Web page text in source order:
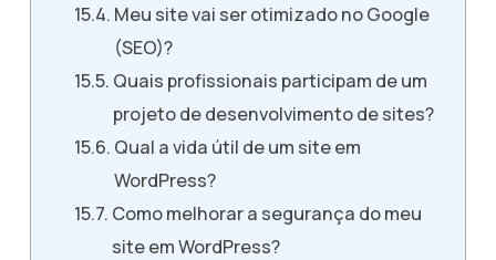
Meu site vai ser otimizado no Google
(SEO)?
Quais profissionais participam de um
projeto de desenvolvimento de sites?
Qual a vida útil de um site em
WordPress?
Como melhorar a segurança do meu
site em WordPress?